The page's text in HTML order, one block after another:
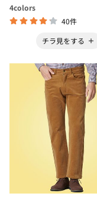
4colors
40件
チラ見をする